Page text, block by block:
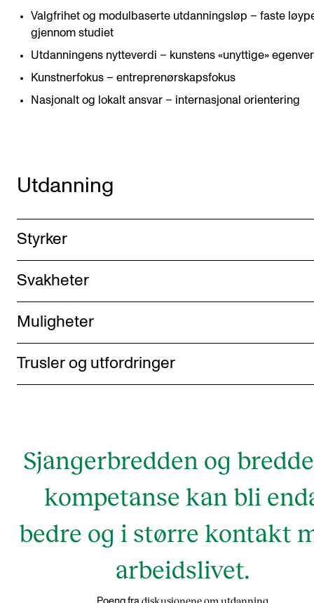
Valgfrihet og modulbaserte utdanningsløp – faste
gjennom studiet
Utdanningens nytteverdi – kunstens «unyttige»
Kunstnerfokus – entreprenørskapsfokus
Nasjonalt og lokalt ansvar – internasjonal orientering
Utdanning
Styrker
Svakheter
Muligheter
Trusler og utfordringer
Sjangerbredden og
kompetanse kan bli
bedre og i større kontakt
arbeidslivet.